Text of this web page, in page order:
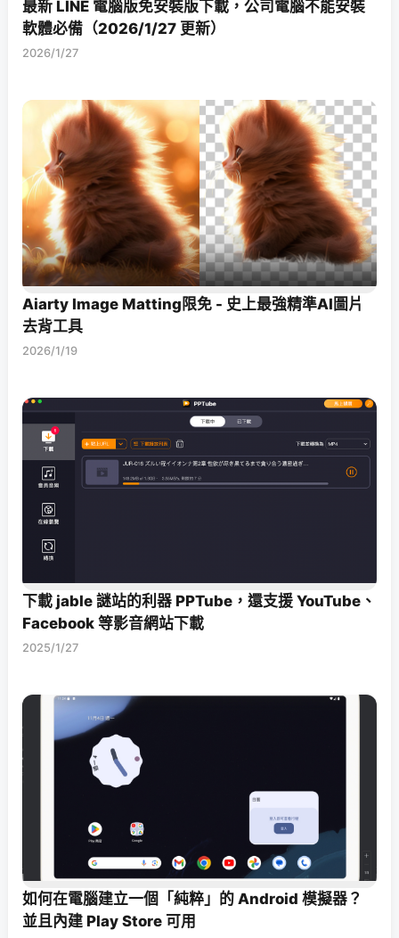
最新 LINE 電腦版免安裝版下載，公司電腦不能安裝
軟體必備（2026/1/27 更新）
2026/1/27
Aiarty Image Matting限免 - 史上最強精準AI圖片
去背工具
2026/1/19
下載 jable 謎站的利器 PPTube，還支援 YouTube、
Facebook 等影音網站下載
2025/1/27
如何在電腦建立一個「純粹」的 Android 模擬器？
並且內建 Play Store 可用